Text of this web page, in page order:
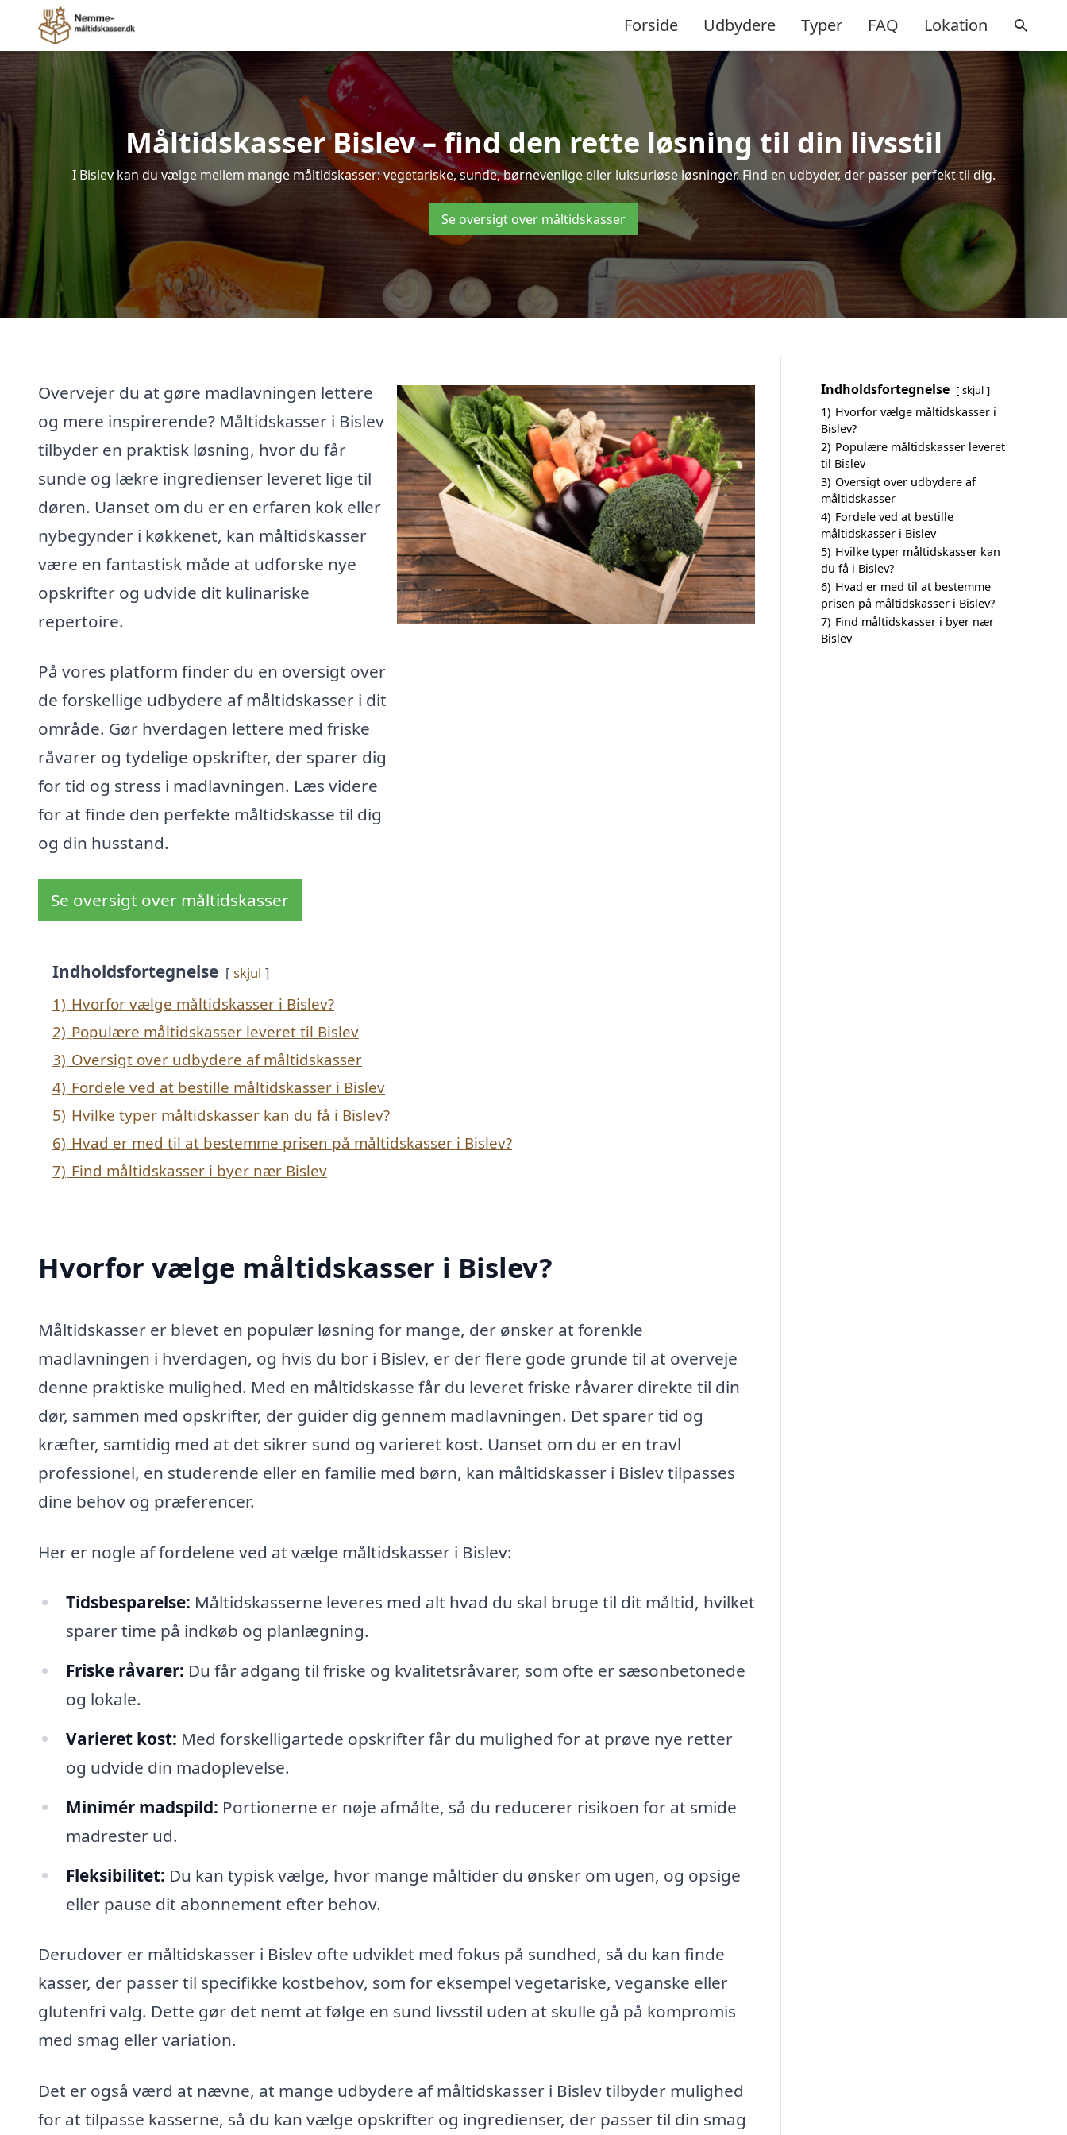
Forside Udbydere Typer FAQ Lokation
Måltidskasser Bislev – find den rette løsning til din livsstil
I Bislev kan du vælge mellem mange måltidskasser: vegetariske, sunde, børnevenlige eller luksuriøse løsninger. Find en udbyder, der passer perfekt til dig.
Se oversigt over måltidskasser
Overvejer du at gøre madlavningen lettere
og mere inspirerende? Måltidskasser i Bislev
tilbyder en praktisk løsning, hvor du får
sunde og lækre ingredienser leveret lige til
døren. Uanset om du er en erfaren kok eller
nybegynder i køkkenet, kan måltidskasser
være en fantastisk måde at udforske nye
opskrifter og udvide dit kulinariske
repertoire.
På vores platform finder du en oversigt over
de forskellige udbydere af måltidskasser i dit
område. Gør hverdagen lettere med friske
råvarer og tydelige opskrifter, der sparer dig
for tid og stress i madlavningen. Læs videre
for at finde den perfekte måltidskasse til dig
og din husstand.
Se oversigt over måltidskasser
Indholdsfortegnelse skjul
1) Hvorfor vælge måltidskasser i Bislev?
2) Populære måltidskasser leveret til Bislev
3) Oversigt over udbydere af måltidskasser
4) Fordele ved at bestille måltidskasser i Bislev
5) Hvilke typer måltidskasser kan du få i Bislev?
6) Hvad er med til at bestemme prisen på måltidskasser i Bislev?
7) Find måltidskasser i byer nær Bislev
Hvorfor vælge måltidskasser i Bislev?
Måltidskasser er blevet en populær løsning for mange, der ønsker at forenkle
madlavningen i hverdagen, og hvis du bor i Bislev, er der flere gode grunde til at overveje
denne praktiske mulighed. Med en måltidskasse får du leveret friske råvarer direkte til din
dør, sammen med opskrifter, der guider dig gennem madlavningen. Det sparer tid og
kræfter, samtidig med at det sikrer sund og varieret kost. Uanset om du er en travl
professionel, en studerende eller en familie med børn, kan måltidskasser i Bislev tilpasses
dine behov og præferencer.
Her er nogle af fordelene ved at vælge måltidskasser i Bislev:
Tidsbesparelse: Måltidskasserne leveres med alt hvad du skal bruge til dit måltid, hvilket
sparer time på indkøb og planlægning.
Friske råvarer: Du får adgang til friske og kvalitetsråvarer, som ofte er sæsonbetonede
og lokale.
Varieret kost: Med forskelligartede opskrifter får du mulighed for at prøve nye retter
og udvide din madoplevelse.
Minimér madspild: Portionerne er nøje afmålte, så du reducerer risikoen for at smide
madrester ud.
Fleksibilitet: Du kan typisk vælge, hvor mange måltider du ønsker om ugen, og opsige
eller pause dit abonnement efter behov.
Derudover er måltidskasser i Bislev ofte udviklet med fokus på sundhed, så du kan finde
kasser, der passer til specifikke kostbehov, som for eksempel vegetariske, veganske eller
glutenfri valg. Dette gør det nemt at følge en sund livsstil uden at skulle gå på kompromis
med smag eller variation.
Det er også værd at nævne, at mange udbydere af måltidskasser i Bislev tilbyder mulighed
for at tilpasse kasserne, så du kan vælge opskrifter og ingredienser, der passer til din smag
Indholdsfortegnelse skjul
1) Hvorfor vælge måltidskasser i
Bislev?
2) Populære måltidskasser leveret
til Bislev
3) Oversigt over udbydere af
måltidskasser
4) Fordele ved at bestille
måltidskasser i Bislev
5) Hvilke typer måltidskasser kan
du få i Bislev?
6) Hvad er med til at bestemme
prisen på måltidskasser i Bislev?
7) Find måltidskasser i byer nær
Bislev